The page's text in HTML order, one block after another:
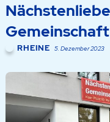
Gemeinschaft
RHEINE 5. Dezember 2023